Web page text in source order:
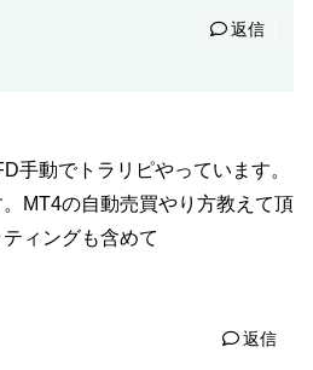
返信
手動でトラリピやっています。
MT4の自動売買やり方教えて頂
ィングも含めて
返信